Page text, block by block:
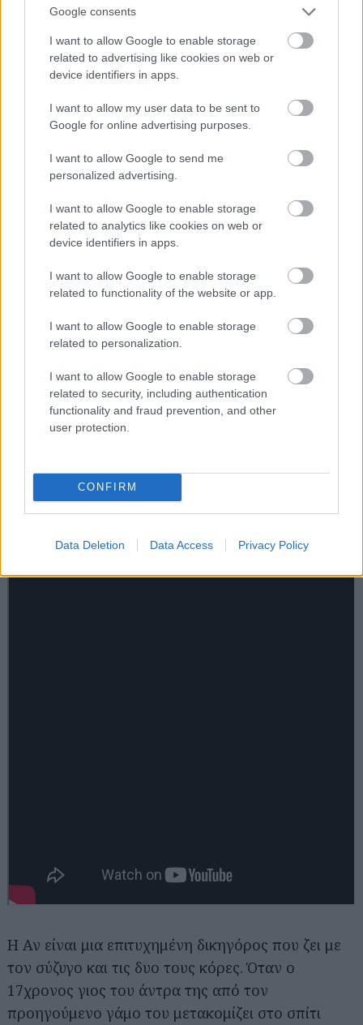
Google consents
I want to allow Google to enable storage
related to advertising like cookies on web or
device identifiers in apps.
I want to allow my user data to be sent to
Google for online advertising purposes.
I want to allow Google to send me
personalized advertising.
I want to allow Google to enable storage
related to analytics like cookies on web or
device identifiers in apps.
I want to allow Google to enable storage
related to functionality of the website or app.
I want to allow Google to enable storage
related to personalization.
I want to allow Google to enable storage
related to security, including authentication
functionality and fraud prevention, and other
user protection.
CONFIRM
Data Deletion Data Access Privacy Policy
σε fortune cookies. Οι προσπάθειές της να βάλει
τη ζωή της σε τάξη αποδεικνύονται άκαρπες,
καθώς βασανίζεται από αϋπνίες και συμπλέγματα
ενοχής απέναντι στην οικογένειά της. Η ταινία
του Μπαμπάκ Τζαλάλι φέρνει στο μυαλό παλιές
καλές εποχές του αυθεντικού ανεξάρτητου
αμερικανικού σινεμά και του χάρισε δικαίως το
βραβείο καλύτερης σκηνοθεσίας στο Φεστιβάλ
του Κάρλοβι Βάρι.
Το Περασμένο Καλοκαίρι της Κατρίν Μπρεγιά
02/10/2023, 19:30, ΙΝΤΕΑΛ
Η Αν είναι μια επιτυχημένη δικηγόρος που ζει με
τον σύζυγο και τις δυο τους κόρες. Όταν ο
17χρονος γιος του άντρα της από τον
προηγούμενο γάμο του μετακομίζει στο σπίτι